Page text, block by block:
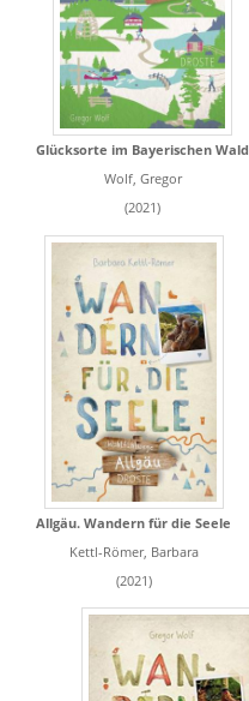
Glücksorte im Bayerischen Wald
Wolf, Gregor
(2021)
Allgäu. Wandern für die Seele
Kettl-Römer, Barbara
(2021)